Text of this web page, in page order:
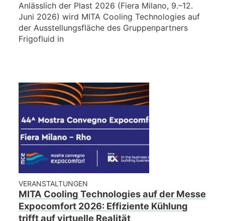
Anlässlich der Plast 2026 (Fiera Milano, 9.–12.
Juni 2026) wird MITA Cooling Technologies auf
der Ausstellungsfläche des Gruppenpartners
Frigofluid in
VERANSTALTUNGEN
MITA Cooling Technologies auf der Messe
Expocomfort 2026: Effiziente Kühlung
trifft auf virtuelle Realität